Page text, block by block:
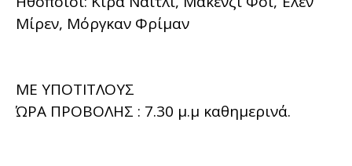
Μίρεν, Μόργκαν Φρίμαν
ΜΕ ΥΠΟΤΙΤΛΟΥΣ
ΏΡΑ ΠΡΟΒΟΛΗΣ : 7.30 μ.μ καθημερινά.